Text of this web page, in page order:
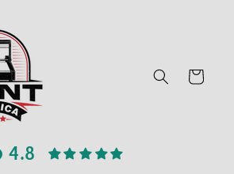
Cart
4.8